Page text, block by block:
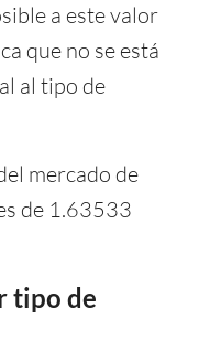
a este valor
que no se está
al tipo de
mercado de
de 1.63533
tipo de